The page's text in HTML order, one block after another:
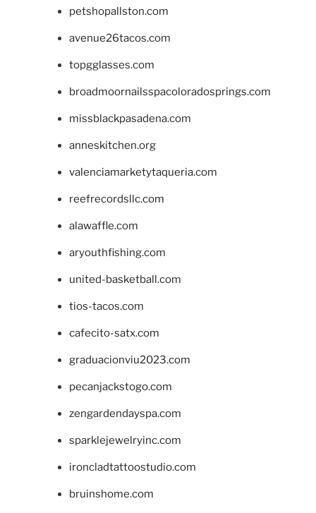
petshopallston.com
avenue26tacos.com
topgglasses.com
broadmoornailsspacoloradosprings.com
missblackpasadena.com
anneskitchen.org
valenciamarketytaqueria.com
reefrecordsllc.com
alawaffle.com
aryouthfishing.com
united-basketball.com
tios-tacos.com
cafecito-satx.com
graduacionviu2023.com
pecanjackstogo.com
zengardendayspa.com
sparklejewelryinc.com
ironcladtattoostudio.com
bruinshome.com